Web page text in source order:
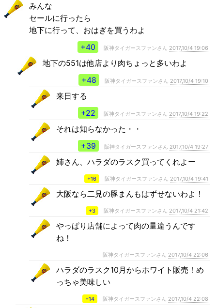
みんな
セールに行ったら
地下に行って、おはぎを買うわよ
+40
阪神タイガースファンさん 2017,10/4 19:06
地下の551は他店より肉ちょっと多いわよ
+48
阪神タイガースファンさん 2017,10/4 19:10
来日する
+22
阪神タイガースファンさん 2017,10/4 19:22
それは知らなかった・・
+39
阪神タイガースファンさん 2017,10/4 19:27
姉さん、ハラダのラスク買ってくれよー
+16 阪神タイガースファンさん 2017,10/4 19:41
大阪なら二見の豚まんもはずせないわよ！
+3 阪神タイガースファンさん 2017,10/4 21:42
やっぱり店舗によって肉の量違うんです
ね！
阪神タイガースファンさん 2017,10/4 22:06
ハラダのラスク10月からホワイト販売！め
っちゃ美味しい
+14 阪神タイガースファンさん 2017,10/4 22:08